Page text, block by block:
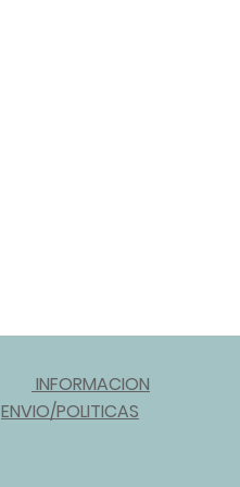
INFORMACION
ENVIO/POLITICAS